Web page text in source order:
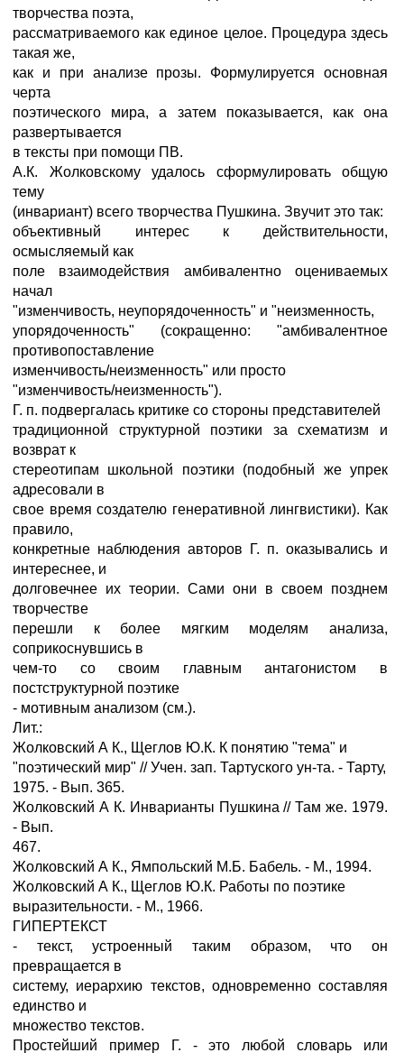
творчества поэта,
рассматриваемого как единое целое. Процедура здесь
такая же,
как и при анализе прозы. Формулируется основная
черта
поэтического мира, а затем показывается, как она
развертывается
в тексты при помощи ПВ.
А.К. Жолковскому удалось сформулировать общую
тему
(инвариант) всего творчества Пушкина. Звучит это так:
объективный интерес к действительности,
осмысляемый как
поле взаимодействия амбивалентно оцениваемых
начал
"изменчивость, неупорядоченность" и "неизменность,
упорядоченность" (сокращенно: "амбивалентное
противопоставление
изменчивость/неизменность" или просто
"изменчивость/неизменность").
Г. п. подвергалась критике со стороны представителей
традиционной структурной поэтики за схематизм и
возврат к
стереотипам школьной поэтики (подобный же упрек
адресовали в
свое время создателю генеративной лингвистики). Как
правило,
конкретные наблюдения авторов Г. п. оказывались и
интереснее, и
долговечнее их теории. Сами они в своем позднем
творчестве
перешли к более мягким моделям анализа,
соприкоснувшись в
чем-то со своим главным антагонистом в
постструктурной поэтике
- мотивным анализом (см.).
Лит.:
Жолковский А К., Щеглов Ю.К. К понятию "тема" и
"поэтический мир" // Учен. зап. Тартуского ун-та. - Тарту,
1975. - Вып. 365.
Жолковский А К. Инварианты Пушкина // Там же. 1979.
- Вып.
467.
Жолковский А К., Ямпольский М.Б. Бабель. - М., 1994.
Жолковский А К., Щеглов Ю.К. Работы по поэтике
выразительности. - М., 1966.
ГИПЕРТЕКСТ
- текст, устроенный таким образом, что он
превращается в
систему, иерархию текстов, одновременно составляя
единство и
множество текстов.
Простейший пример Г. - это любой словарь или